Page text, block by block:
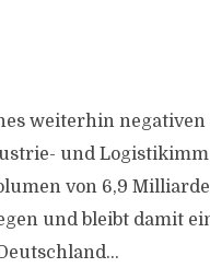
weiterhin negativen
und
von 6,9
und bleibt damit